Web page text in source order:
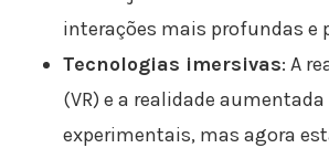
interações mais profundas e
Tecnologias imersivas: A
(VR) e a realidade aumentada
experimentais, mas agora